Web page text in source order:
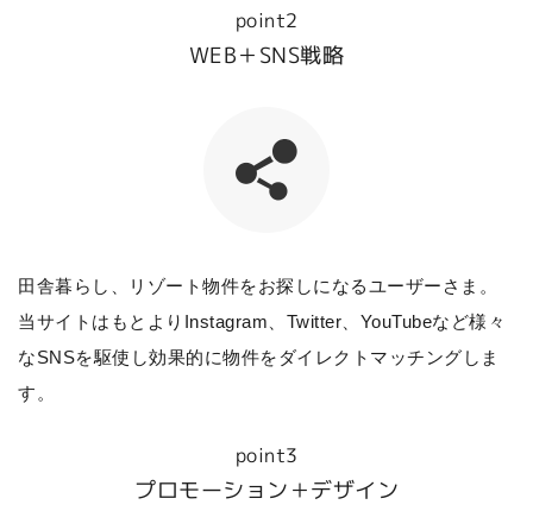
point2
WEB＋SNS戦略
田舎暮らし、リゾート物件をお探しになるユーザーさま。
当サイトはもとよりInstagram、Twitter、YouTubeなど様々
なSNSを駆使し効果的に物件をダイレクトマッチングしま
す。
point3
プロモーション＋デザイン